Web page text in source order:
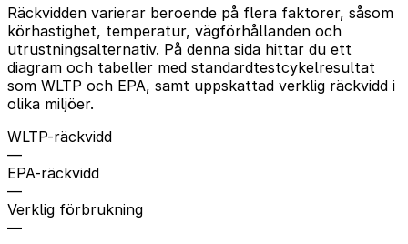
Räckvidden varierar beroende på flera faktorer, såsom
körhastighet, temperatur, vägförhållanden och
utrustningsalternativ. På denna sida hittar du ett
diagram och tabeller med standardtestcykelresultat
som WLTP och EPA, samt uppskattad verklig räckvidd i
olika miljöer.
WLTP-räckvidd
—
EPA-räckvidd
—
Verklig förbrukning
—